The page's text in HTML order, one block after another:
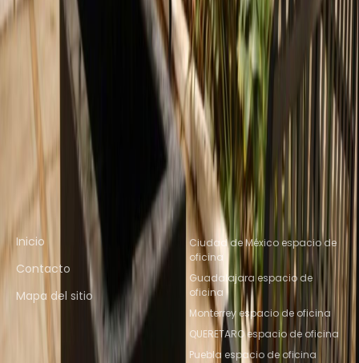
De Oficina Irapuato
Espacio de coworking cercano
Espacio De Coworking JaliscoEspacio De
Coworking Zapopan Espacio De Coworking
Tlaquepaque
Espacio De Coworking
Zapopan Espacio De Coworking
Aguascalientes
Espacio De Coworking
Leon Espacio De Coworking Irapuato
Enlaces rápidos
Inicio
Contacto
Mapa del sitio
Ubicaciones de oficinas
populares
Ciudad de México espacio de
oficina
Guadalajara espacio de
oficina
Monterrey espacio de oficina
QUERETARO espacio de oficina
Puebla espacio de oficina